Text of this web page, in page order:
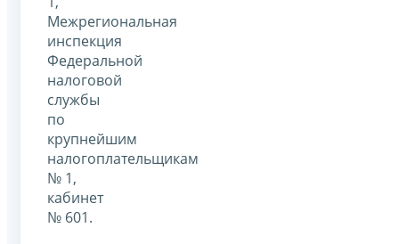
Межрегиональная
инспекция
Федеральной
налоговой
службы
по
крупнейшим
налогоплательщикам
№ 1,
кабинет
№ 601.